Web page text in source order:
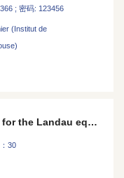
; 密码: 123456
(Institut de
Propagation of chaos for the Landau equation via microcanonical binary collisions
30